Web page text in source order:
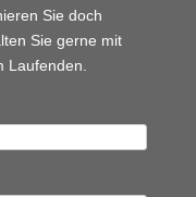
Sie doch
Sie gerne mit
Laufenden.